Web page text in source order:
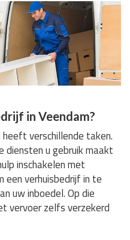
in Veendam?
verschillende taken.
diensten u gebruik maakt
inschakelen met
een verhuisbedrijf in te
uw inboedel. Op die
vervoer zelfs verzekerd